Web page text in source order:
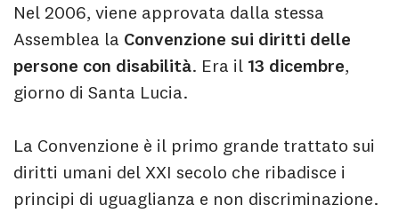
Nel 2006, viene approvata dalla stessa
Assemblea la Convenzione sui diritti delle
persone con disabilità. Era il 13 dicembre,
giorno di Santa Lucia.
La Convenzione è il primo grande trattato sui
diritti umani del XXI secolo che ribadisce i
principi di uguaglianza e non discriminazione.